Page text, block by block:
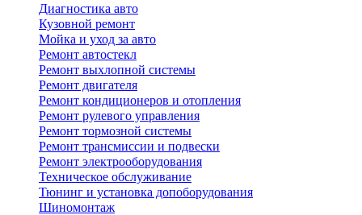
Диагностика авто
Кузовной ремонт
Мойка и уход за авто
Ремонт автостекл
Ремонт выхлопной системы
Ремонт двигателя
Ремонт кондиционеров и отопления
Ремонт рулевого управления
Ремонт тормозной системы
Ремонт трансмиссии и подвески
Ремонт электрооборудования
Техническое обслуживание
Тюнинг и установка допоборудования
Шиномонтаж